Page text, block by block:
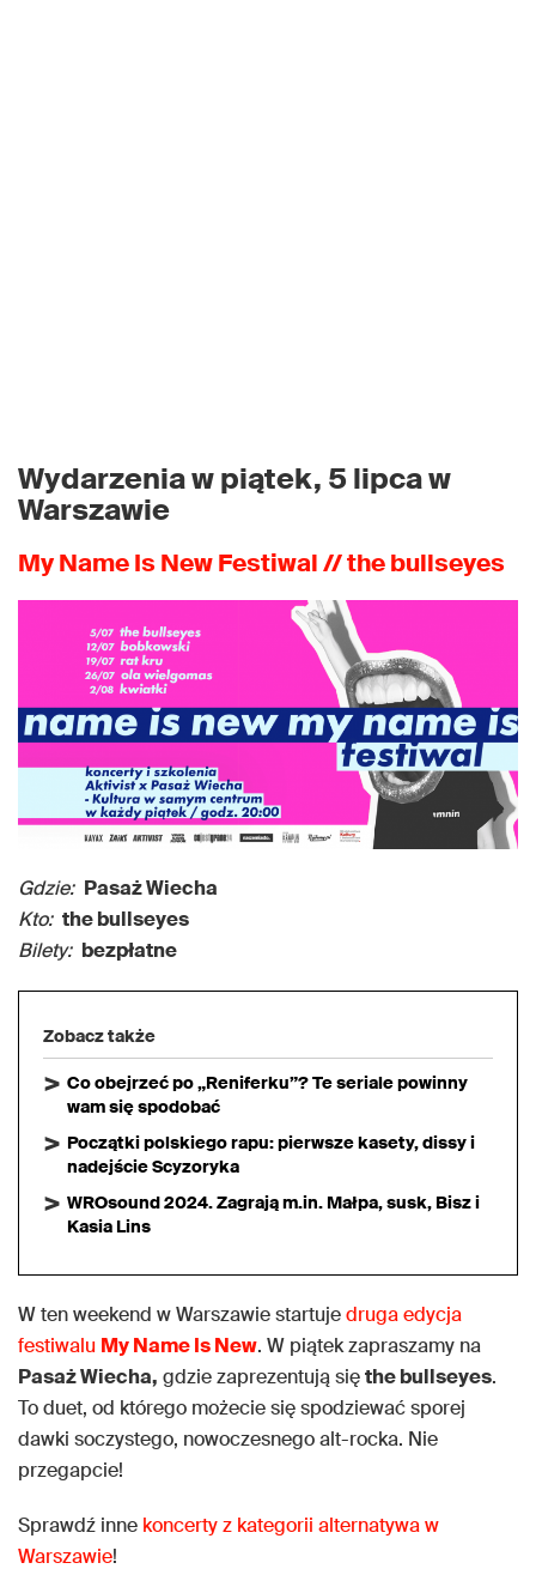
Wydarzenia w piątek, 5 lipca w
Warszawie
My Name Is New Festiwal // the bullseyes
Gdzie: Pasaż Wiecha
Kto: the bullseyes
Bilety: bezpłatne
Zobacz także
Co obejrzeć po „Reniferku”? Te seriale powinny
wam się spodobać
Początki polskiego rapu: pierwsze kasety, dissy i
nadejście Scyzoryka
WROsound 2024. Zagrają m.in. Małpa, susk, Bisz i
Kasia Lins
W ten weekend w Warszawie startujedruga edycja
festiwalu My Name Is New. W piątek zapraszamy na
Pasaż Wiecha, gdzie zaprezentują sięthe bullseyes.
To duet, od którego możecie się spodziewać sporej
dawki soczystego, nowoczesnego alt-rocka. Nie
przegapcie!
Sprawdź inne koncerty z kategorii alternatywa w
Warszawie!